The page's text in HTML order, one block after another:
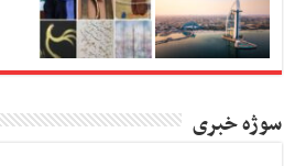
سوژه خبری